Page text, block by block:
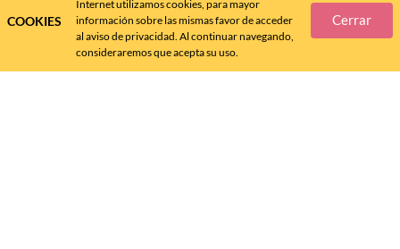
COOKIES
Internet utilizamos cookies, para mayor
información sobre las mismas favor de acceder
al aviso de privacidad. Al continuar navegando,
consideraremos que acepta su uso.
Cerrar